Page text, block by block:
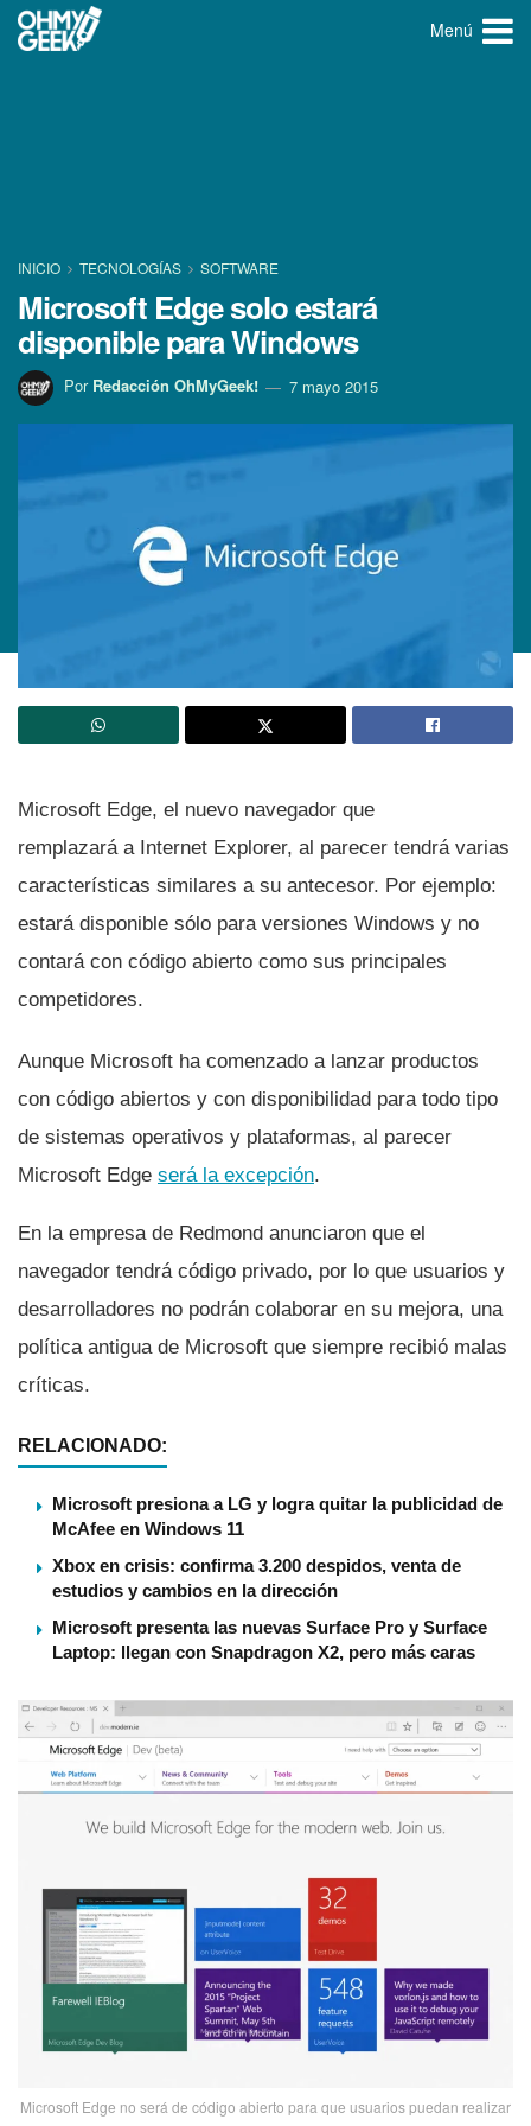
Menú
INICIO TECNOLOGÍ­AS SOFTWARE
Microsoft Edge solo estará
disponible para Windows
Por Redacción OhMyGeek! 7 mayo 2015
Microsoft Edge, el nuevo navegador que
remplazará a Internet Explorer, al parecer tendrá varias
caracterí­sticas similares a su antecesor. Por ejemplo:
estará disponible sólo para versiones Windows y no
contará con código abierto como sus principales
competidores.
Aunque Microsoft ha comenzado a lanzar productos
con código abiertos y con disponibilidad para todo tipo
de sistemas operativos y plataformas, al parecer
Microsoft Edge será la excepción.
En la empresa de Redmond anunciaron que el
navegador tendrá código privado, por lo que usuarios y
desarrolladores no podrán colaborar en su mejora, una
polí­tica antigua de Microsoft que siempre recibió malas
crí­ticas.
RELACIONADO:
Microsoft presiona a LG y logra quitar la publicidad de
McAfee en Windows 11
Xbox en crisis: confirma 3.200 despidos, venta de
estudios y cambios en la dirección
Microsoft presenta las nuevas Surface Pro y Surface
Laptop: llegan con Snapdragon X2, pero más caras
Microsoft Edge no será de código abierto para que usuarios puedan realizar